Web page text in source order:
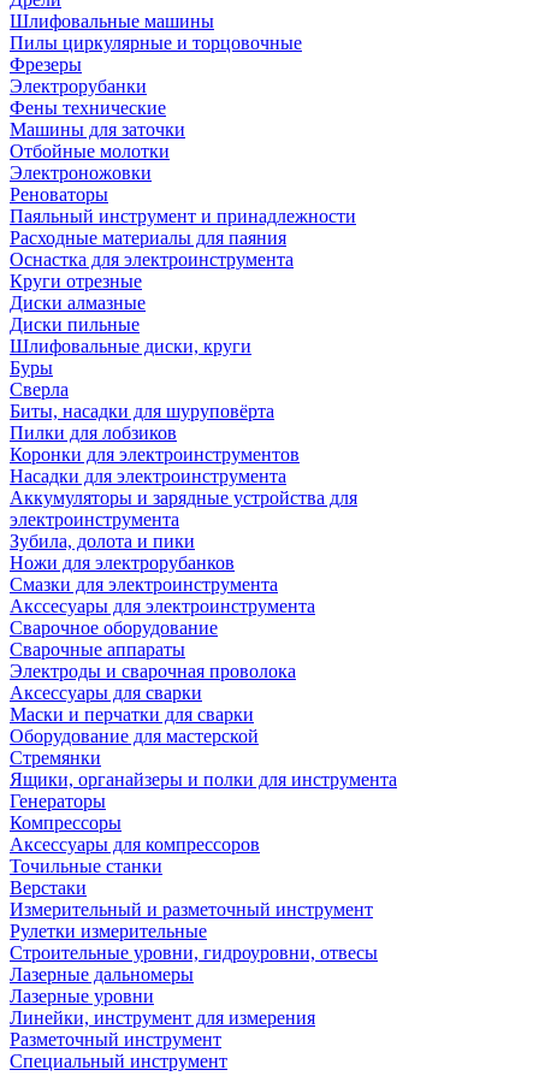
Шлифовальные машины
Пилы циркулярные и торцовочные
Фрезеры
Электрорубанки
Фены технические
Машины для заточки
Отбойные молотки
Электроножовки
Реноваторы
Паяльный инструмент и принадлежности
Расходные материалы для паяния
Оснастка для электроинструмента
Круги отрезные
Диски алмазные
Диски пильные
Шлифовальные диски, круги
Буры
Сверла
Биты, насадки для шуруповёрта
Пилки для лобзиков
Коронки для электроинструментов
Насадки для электроинструмента
Аккумуляторы и зарядные устройства для
электроинструмента
Зубила, долота и пики
Ножи для электрорубанков
Смазки для электроинструмента
Акссесуары для электроинструмента
Сварочное оборудование
Сварочные аппараты
Электроды и сварочная проволока
Аксессуары для сварки
Маски и перчатки для сварки
Оборудование для мастерской
Стремянки
Ящики, органайзеры и полки для инструмента
Генераторы
Компрессоры
Аксессуары для компрессоров
Точильные станки
Верстаки
Измерительный и разметочный инструмент
Рулетки измерительные
Строительные уровни, гидроуровни, отвесы
Лазерные дальномеры
Лазерные уровни
Линейки, инструмент для измерения
Разметочный инструмент
Специальный инструмент